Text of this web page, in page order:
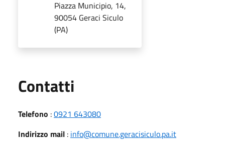
Piazza Municipio, 14,
90054 Geraci Siculo
(PA)
Contatti
Telefono :0921 643080
Indirizzo mail : info@comune.geracisiculo.pa.it